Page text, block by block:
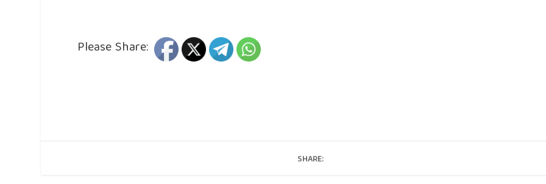
Please Share:
SHARE: